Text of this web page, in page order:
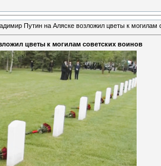
Путин на Аляске возложил цветы к могилам
цветы к могилам советских воинов